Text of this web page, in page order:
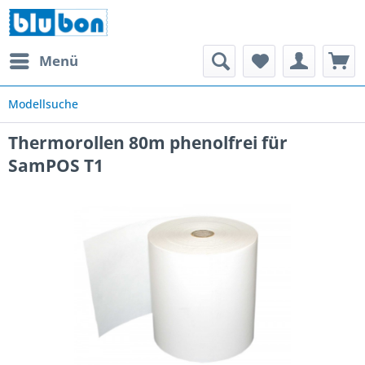
Menü
Modellsuche
Thermorollen 80m phenolfrei für
SamPOS T1